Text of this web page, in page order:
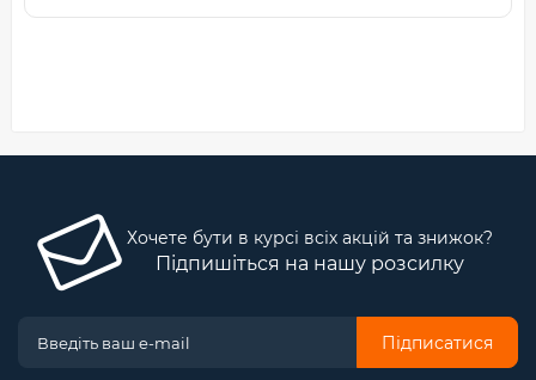
Хочете бути в курсі всіх акцій та знижок?
Підпишіться на нашу розсилку
Підписатися